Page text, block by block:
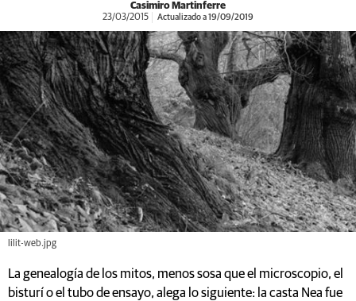
Casimiro Martinferre
23/03/2015 Actualizado a 19/09/2019
lilit-web.jpg
La genealogía de los mitos, menos sosa que el microscopio, el
bisturí o el tubo de ensayo, alega lo siguiente: la casta Nea fue